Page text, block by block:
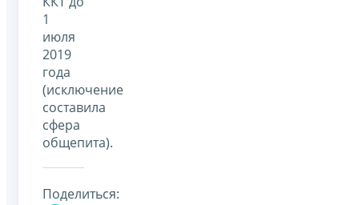
1
июля
2019
года
(исключение
составила
сфера
общепита).
Поделиться: